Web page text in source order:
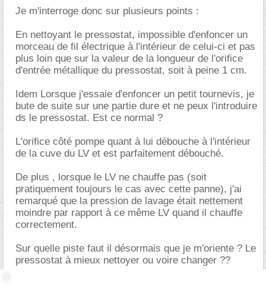
Je m'interroge donc sur plusieurs points :
En nettoyant le pressostat, impossible d'enfoncer un
morceau de fil électrique à l'intérieur de celui-ci et pas
plus loin que sur la valeur de la longueur de l'orifice
d'entrée métallique du pressostat, soit à peine 1 cm.
Idem Lorsque j'essaie d'enfoncer un petit tournevis, je
bute de suite sur une partie dure et ne peux l'introduire
ds le pressostat. Est ce normal ?
L'orifice côté pompe quant à lui débouche à l'intérieur
de la cuve du LV et est parfaitement débouché.
De plus , lorsque le LV ne chauffe pas (soit
pratiquement toujours le cas avec cette panne), j'ai
remarqué que la pression de lavage était nettement
moindre par rapport à ce même LV quand il chauffe
correctement.
Sur quelle piste faut il désormais que je m'oriente ? Le
pressostat à mieux nettoyer ou voire changer ??